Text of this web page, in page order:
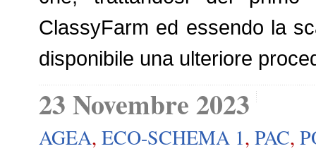
ClassyFarm ed essendo la
disponibile una ulteriore
23 Novembre 2023
AGEA, ECO-SCHEMA 1, PAC,